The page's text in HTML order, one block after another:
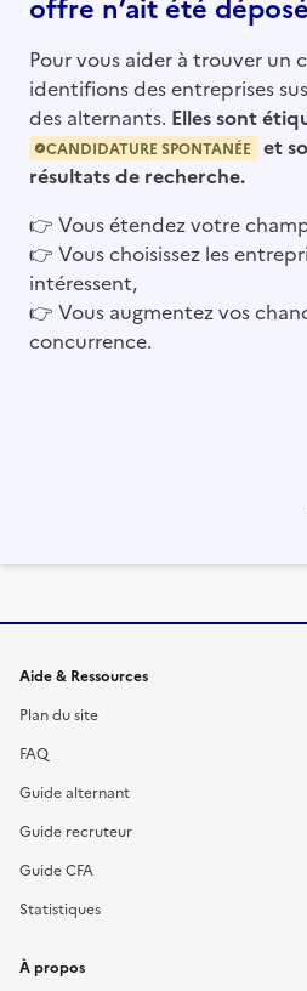
Pour vous aider à trouver un
identifions des entreprises
des alternants. Elles sont
CANDIDATURE SPONTANÉE
et
résultats de recherche.
👉 Vous étendez votre
👉 Vous choisissez les
intéressent,
👉 Vous augmentez vos
concurrence.
Informations et
Aide & Ressources
Plan du site
FAQ
Guide alternant
Guide recruteur
Guide CFA
Statistiques
À propos